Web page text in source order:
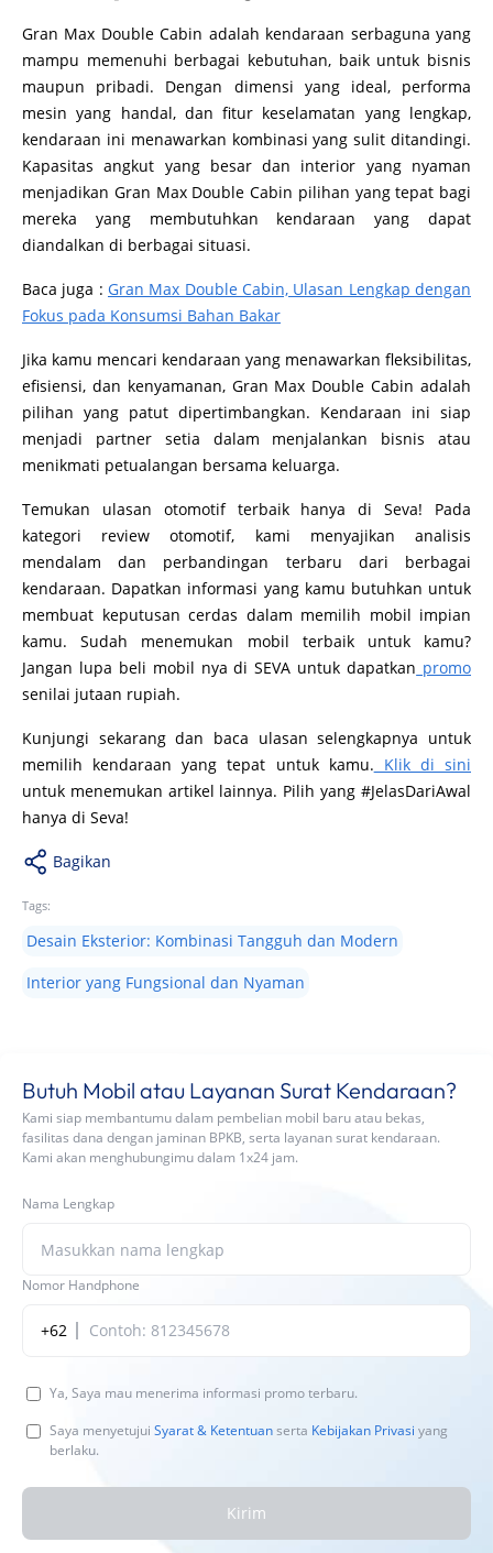
Gran Max Double Cabin adalah kendaraan serbaguna yang
mampu memenuhi berbagai kebutuhan, baik untuk bisnis
maupun pribadi. Dengan dimensi yang ideal, performa
mesin yang handal, dan fitur keselamatan yang lengkap,
kendaraan ini menawarkan kombinasi yang sulit ditandingi.
Kapasitas angkut yang besar dan interior yang nyaman
menjadikan Gran Max Double Cabin pilihan yang tepat bagi
mereka yang membutuhkan kendaraan yang dapat
diandalkan di berbagai situasi.
Baca juga : Gran Max Double Cabin, Ulasan Lengkap dengan
Fokus pada Konsumsi Bahan Bakar
Jika kamu mencari kendaraan yang menawarkan fleksibilitas,
efisiensi, dan kenyamanan, Gran Max Double Cabin adalah
pilihan yang patut dipertimbangkan. Kendaraan ini siap
menjadi partner setia dalam menjalankan bisnis atau
menikmati petualangan bersama keluarga.
Temukan ulasan otomotif terbaik hanya di Seva! Pada
kategori review otomotif, kami menyajikan analisis
mendalam dan perbandingan terbaru dari berbagai
kendaraan. Dapatkan informasi yang kamu butuhkan untuk
membuat keputusan cerdas dalam memilih mobil impian
kamu. Sudah menemukan mobil terbaik untuk kamu?
Jangan lupa beli mobil nya di SEVA untuk dapatkan promo
senilai jutaan rupiah.
Kunjungi sekarang dan baca ulasan selengkapnya untuk
memilih kendaraan yang tepat untuk kamu. Klik di sini
untuk menemukan artikel lainnya. Pilih yang #JelasDariAwal
hanya di Seva!
Bagikan
Tags:
Desain Eksterior: Kombinasi Tangguh dan Modern
Interior yang Fungsional dan Nyaman
Butuh Mobil atau Layanan Surat Kendaraan?
Kami siap membantumu dalam pembelian mobil baru atau bekas,
fasilitas dana dengan jaminan BPKB, serta layanan surat kendaraan.
Kami akan menghubungimu dalam 1x24 jam.
Nama Lengkap
Nomor Handphone
+62
Ya, Saya mau menerima informasi promo terbaru.
Saya menyetujui Syarat & Ketentuanserta Kebijakan Privasi yang
berlaku.
Kirim